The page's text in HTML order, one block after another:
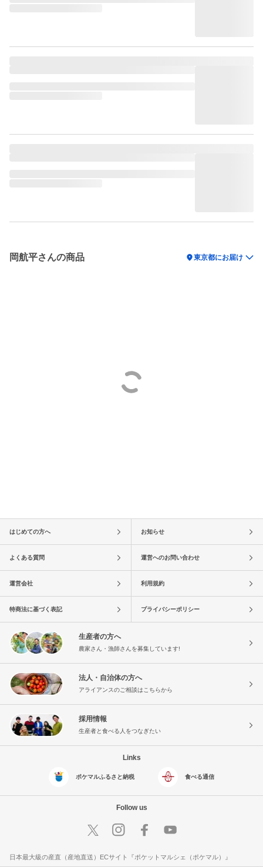
岡航平さんの商品 location_on東京都にお届け
はじめての方へ お知らせ
よくある質問 運営へのお問い合わせ
運営会社 利用規約
特商法に基づく表記 プライバシーポリシー
生産者の方へ
農家さん・漁師さんを募集しています!
法人・自治体の方へ
アライアンスのご相談はこちらから
採用情報
生産者と食べる人をつなぎたい
Links
ポケマルふるさと納税 食べる通信
Follow us
日本最大級の産直（産地直送）ECサイト『ポケットマルシェ（ポケマル）』